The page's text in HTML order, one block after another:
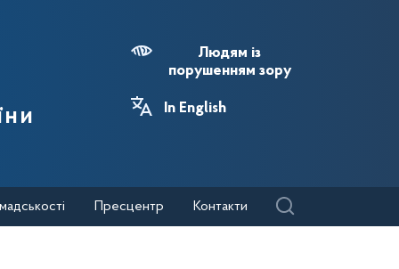
Людям із
порушенням зору
In English
Пресцентр Контакти